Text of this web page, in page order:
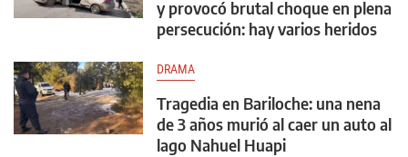
y provocó brutal choque en plena
persecución: hay varios heridos
DRAMA
Tragedia en Bariloche: una nena
de 3 años murió al caer un auto al
lago Nahuel Huapi